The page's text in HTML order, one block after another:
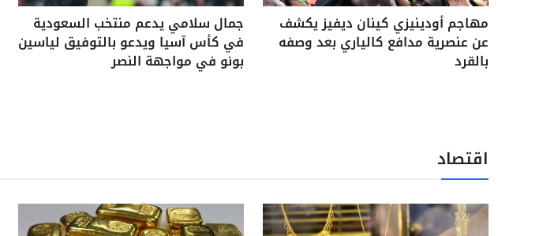
مهاجم أودينيزي كينان ديفيز يكشف
عن عنصرية مدافع كالياري بعد وصفه
بالقرد
جمال سلامي يدعم منتخب السعودية
في كأس آسيا ويدعو بالتوفيق لياسين
بونو في مواجهة النصر
اقتصاد